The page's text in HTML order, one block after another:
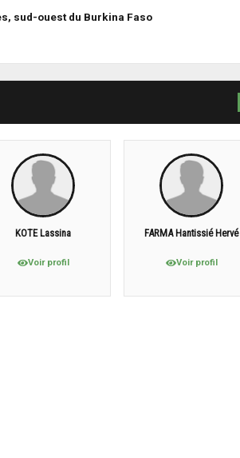
sud-ouest du Burkina Faso
KOTE Lassina
Voir profil
FARMA Hantissié Hervé
Voir profil